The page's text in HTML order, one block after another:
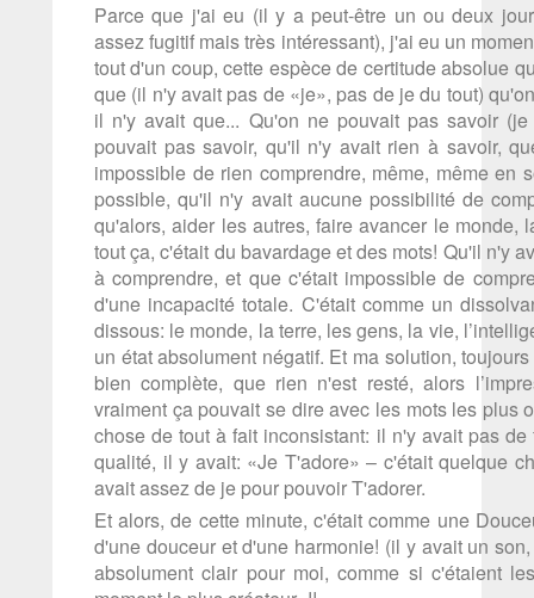
Parce que j'ai eu (il y a peut-être un ou deux
assez fugitif mais très intéressant), j'ai eu un
tout d'un coup, cette espèce de certitude absolue
que (il n'y avait pas de «je», pas de je du tout)
il n'y avait que... Qu'on ne pouvait pas savoir
pouvait pas savoir, qu'il n'y avait rien à savoir,
impossible de rien comprendre, même, même en
possible, qu'il n'y avait aucune possibilité de
qu'alors, aider les autres, faire avancer le
tout ça, c'était du bavardage et des mots! Qu'il n'y
à comprendre, et que c'était impossible de
d'une incapacité totale. C'était comme un
dissous: le monde, la terre, les gens, la vie,
un état absolument négatif. Et ma solution,
bien complète, que rien n'est resté, alors
vraiment ça pouvait se dire avec les mots les plus
chose de tout à fait inconsistant: il n'y avait pas
qualité, il y avait: «Je T'adore» – c'était quelque
avait assez de je pour pouvoir T'adorer.
Et alors, de cette minute, c'était comme une
d'une douceur et d'une harmonie! (il y avait un
absolument clair pour moi, comme si c'étaient